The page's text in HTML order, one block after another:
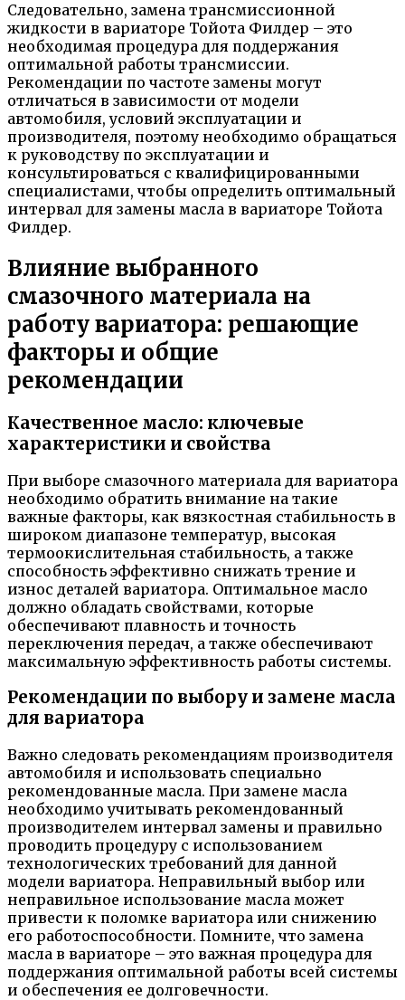
Следовательно, замена трансмиссионной
жидкости в вариаторе Тойота Филдер – это
необходимая процедура для поддержания
оптимальной работы трансмиссии.
Рекомендации по частоте замены могут
отличаться в зависимости от модели
автомобиля, условий эксплуатации и
производителя, поэтому необходимо обращаться
к руководству по эксплуатации и
консультироваться с квалифицированными
специалистами, чтобы определить оптимальный
интервал для замены масла в вариаторе Тойота
Филдер.
Влияние выбранного
смазочного материала на
работу вариатора: решающие
факторы и общие
рекомендации
Качественное масло: ключевые
характеристики и свойства
При выборе смазочного материала для вариатора
необходимо обратить внимание на такие
важные факторы, как вязкостная стабильность в
широком диапазоне температур, высокая
термоокислительная стабильность, а также
способность эффективно снижать трение и
износ деталей вариатора. Оптимальное масло
должно обладать свойствами, которые
обеспечивают плавность и точность
переключения передач, а также обеспечивают
максимальную эффективность работы системы.
Рекомендации по выбору и замене масла
для вариатора
Важно следовать рекомендациям производителя
автомобиля и использовать специально
рекомендованные масла. При замене масла
необходимо учитывать рекомендованный
производителем интервал замены и правильно
проводить процедуру с использованием
технологических требований для данной
модели вариатора. Неправильный выбор или
неправильное использование масла может
привести к поломке вариатора или снижению
его работоспособности. Помните, что замена
масла в вариаторе – это важная процедура для
поддержания оптимальной работы всей системы
и обеспечения ее долговечности.